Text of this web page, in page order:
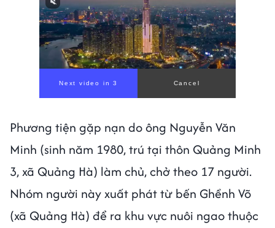
Next video in 1 Cancel
Phương tiện gặp nạn do ông Nguyễn Văn
Minh (sinh năm 1980, trú tại thôn Quảng Minh
3, xã Quảng Hà) làm chủ, chở theo 17 người.
Nhóm người này xuất phát từ bến Ghềnh Võ
(xã Quảng Hà) để ra khu vực nuôi ngao thuộc